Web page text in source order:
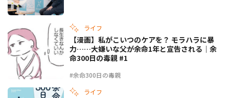
ライフ
#余命300日の毒親
【漫画】私がこいつのケアを？ モラハラに暴
力……大嫌いな父が余命1年と宣告される｜余
命300日の毒親 #1
ライフ